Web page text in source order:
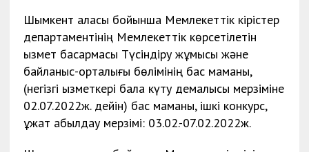
Шымкент қаласы бойынша Мемлекеттік кірістер
департаментінің Мемлекеттік көрсетілетін
қызмет басқармасы Түсіндіру жұмысы және
байланыс-орталығы бөлімінің бас маманы,
(негізгі қызметкері бала күту демалысы мерзіміне
02.07.2022ж. дейін) бас маманы, ішкі конкурс,
құжат қабылдау мерзімі: 03.02.-07.02.2022ж.